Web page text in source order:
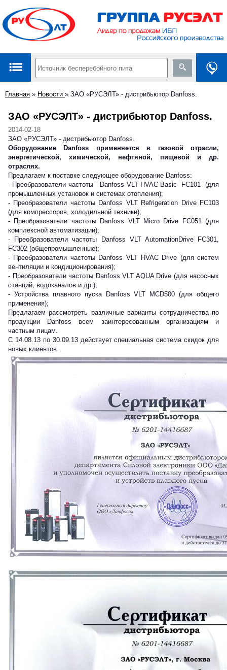
Главная » Новости » ЗАО «РУСЭЛТ» - дистрибьютор Danfoss.
ЗАО «РУСЭЛТ» - дистрибьютор Danfoss.
2014-02-18
ЗАО «РУСЭЛТ» - дистрибьютор Danfoss.
Оборудование Danfoss применяется в газовой отрасли,
энергетической, химической, нефтяной, пищевой и др.
отраслях.
Предлагаем к поставке следующее оборудование Danfoss:
- Преобразователи частоты Danfoss VLT HVAC Basic FC101 (для
промышленных установок и системах отопления);
- Преобразователи частоты Danfoss VLT Refrigeration Drive FC103
(для компрессоров, холодильной техники);
- Преобразователи частоты Danfoss VLT Micro Drive FC051 (для
комплексной автоматизации);
- Преобразователи частоты Danfoss VLT AutomationDrive FC301,
FC302 (общепромышленные);
- Преобразователи частоты Danfoss VLT HVAC Drive (для систем
вентиляции и кондиционирования);
- Преобразователи частоты Danfoss VLT AQUA Drive (для насосных
станций, водоканалов и др.);
- Устройства плавного пуска Danfoss VLT MCD500 (для общего
применения);
Предлагаем рассмотреть различные варианты сотрудничества по
продукции Danfoss всем заинтересованным организациям и
частным лицам.
с 14.08.13 по 30.09.13 действует специальная система скидок для
новых клиентов.